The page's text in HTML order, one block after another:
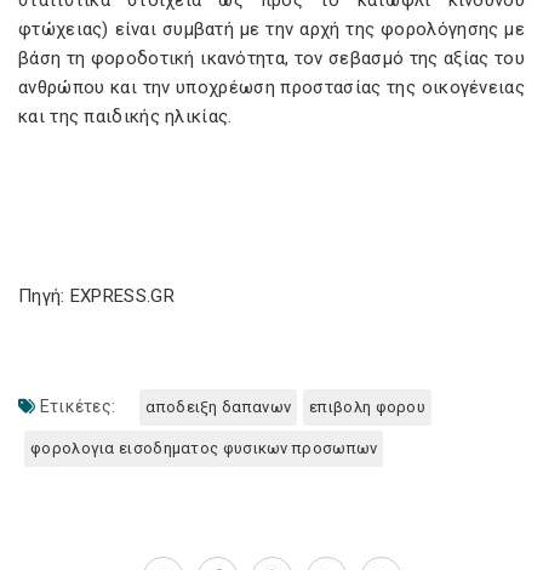
φτώχειας) είναι συμβατή με την αρχή της φορολόγησης με
βάση τη φοροδοτική ικανότητα, τον σεβασμό της αξίας του
ανθρώπου και την υποχρέωση προστασίας της οικογένειας
και της παιδικής ηλικίας.
Πηγή: EXPRESS.GR
Ετικέτες: αποδειξη δαπανων επιβολη φορου
φορολογια εισοδηματος φυσικων προσωπων